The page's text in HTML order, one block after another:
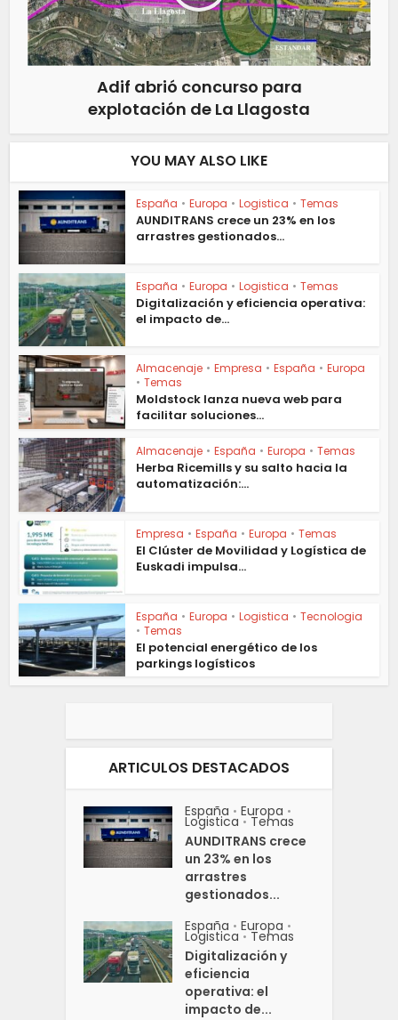
Adif abrió concurso para
explotación de La Llagosta
YOU MAY ALSO LIKE
España • Europa • Logistica • Temas
AUNDITRANS crece un 23% en los
arrastres gestionados...
España • Europa • Logistica • Temas
Digitalización y eficiencia operativa:
el impacto de...
Almacenaje • Empresa • España • Europa
• Temas
Moldstock lanza nueva web para
facilitar soluciones...
Almacenaje • España • Europa • Temas
Herba Ricemills y su salto hacia la
automatización:...
Empresa • España • Europa • Temas
El Clúster de Movilidad y Logística de
Euskadi impulsa...
España • Europa • Logistica • Tecnologia
• Temas
El potencial energético de los
parkings logísticos
ARTICULOS DESTACADOS
España • Europa •
Logistica • Temas
AUNDITRANS crece
un 23% en los
arrastres
gestionados...
España • Europa •
Logistica • Temas
Digitalización y
eficiencia
operativa: el
impacto de...